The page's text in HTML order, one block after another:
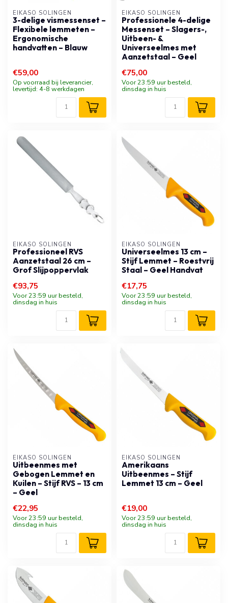
EIKASO SOLINGEN
3-delige vismessenset –
Flexibele lemmeten –
Ergonomische
handvatten – Blauw
€59,00
Op voorraad bij leverancier,
levertijd: 4-8 werkdagen
EIKASO SOLINGEN
Professionele 4-delige
Messenset – Slagers-,
Uitbeen- &
Universeelmes met
Aanzetstaal – Geel
€75,00
Voor 23:59 uur besteld,
dinsdag in huis
EIKASO SOLINGEN
Professioneel RVS
Aanzetstaal 26 cm –
Grof Slijpoppervlak
€93,75
Voor 23:59 uur besteld,
dinsdag in huis
EIKASO SOLINGEN
Universeelmes 13 cm –
Stijf Lemmet – Roestvrij
Staal – Geel Handvat
€17,75
Voor 23:59 uur besteld,
dinsdag in huis
EIKASO SOLINGEN
Uitbeenmes met
Gebogen Lemmet en
Kuilen – Stijf RVS – 13 cm
– Geel
€22,95
Voor 23:59 uur besteld,
dinsdag in huis
EIKASO SOLINGEN
Amerikaans
Uitbeenmes – Stijf
Lemmet 13 cm – Geel
€19,00
Voor 23:59 uur besteld,
dinsdag in huis